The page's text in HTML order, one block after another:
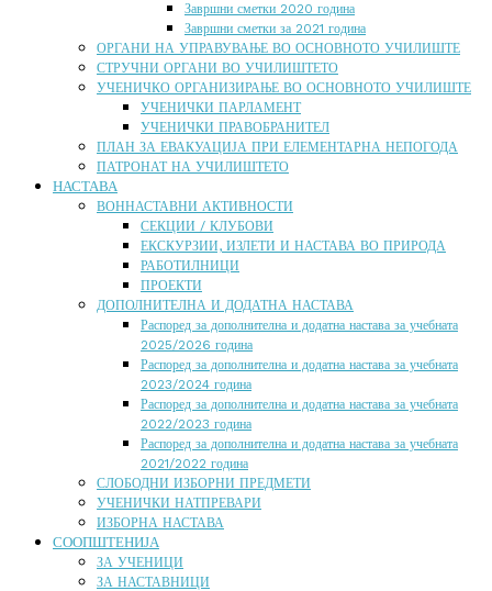
Завршни сметки 2020 година
Завршни сметки за 2021 година
ОРГАНИ НА УПРАВУВАЊЕ ВО ОСНОВНОТО УЧИЛИШТЕ
СТРУЧНИ ОРГАНИ ВО УЧИЛИШТЕТО
УЧЕНИЧКО ОРГАНИЗИРАЊЕ ВО ОСНОВНОТО УЧИЛИШТЕ
УЧЕНИЧКИ ПАРЛАМЕНТ
УЧЕНИЧКИ ПРАВОБРАНИТЕЛ
ПЛАН ЗА ЕВАКУАЦИЈА ПРИ ЕЛЕМЕНТАРНА НЕПОГОДА
ПАТРОНАТ НА УЧИЛИШТЕТО
НАСТАВА
ВОННАСТАВНИ АКТИВНОСТИ
СЕКЦИИ / КЛУБОВИ
ЕКСКУРЗИИ, ИЗЛЕТИ И НАСТАВА ВО ПРИРОДА
РАБОТИЛНИЦИ
ПРОЕКТИ
ДОПОЛНИТЕЛНА И ДОДАТНА НАСТАВА
Распоред за дополнителна и додатна настава за учебната
2025/2026 година
Распоред за дополнителна и додатна настава за учебната
2023/2024 година
Распоред за дополнителна и додатна настава за учебната
2022/2023 година
Распоред за дополнителна и додатна настава за учебната
2021/2022 година
СЛОБОДНИ ИЗБОРНИ ПРЕДМЕТИ
УЧЕНИЧКИ НАТПРЕВАРИ
ИЗБОРНА НАСТАВА
СООПШТЕНИЈА
ЗА УЧЕНИЦИ
ЗА НАСТАВНИЦИ